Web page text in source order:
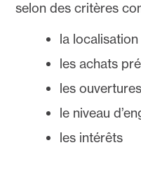
selon des critères
la localisation
les achats
les
le niveau
les intérêts